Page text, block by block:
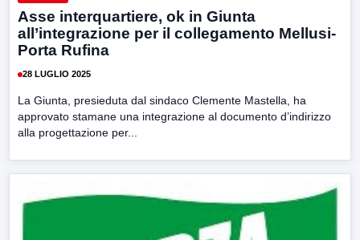
Asse interquartiere, ok in Giunta
all’integrazione per il collegamento Mellusi-
Porta Rufina
28 LUGLIO 2025
La Giunta, presieduta dal sindaco Clemente Mastella, ha
approvato stamane una integrazione al documento d’indirizzo
alla progettazione per...